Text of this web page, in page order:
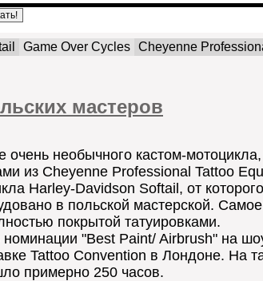
Game Over Cycles Cheyenne
мастеров
очень необычного кастом-
из Cheyenne Professional Tattoo
Harley-Davidson Softail, от
в польской мастерской.
покрытой татуировками.
"Best Paint/ Airbrush" на
Tattoo Convention в Лондоне. На
примерно 250 часов.